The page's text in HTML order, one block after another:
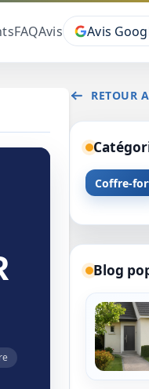
FAQAvis Avis
RETOUR
Coffre-
Blog